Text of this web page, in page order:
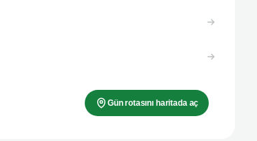
Gün rotasını haritada aç